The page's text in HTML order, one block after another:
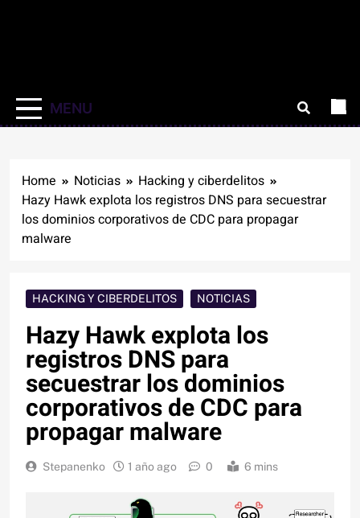
MENU
Home Noticias
Hacking y ciberdelitos
Hazy Hawk explota los registros DNS para secuestrar
los dominios corporativos de CDC para propagar
malware
HACKING Y CIBERDELITOS NOTICIAS
Hazy Hawk explota los
registros DNS para
secuestrar los dominios
corporativos de CDC para
propagar malware
Stepanenko 1 año ago 0 6 mins